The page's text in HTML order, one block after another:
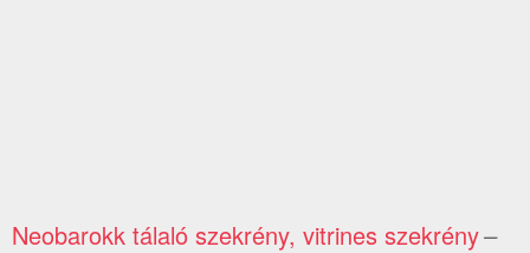
Neobarokk tálaló szekrény, vitrines szekrény–